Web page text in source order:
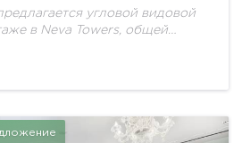
угловой видовой
в Neva Towers, общей
кухня-гостиная с